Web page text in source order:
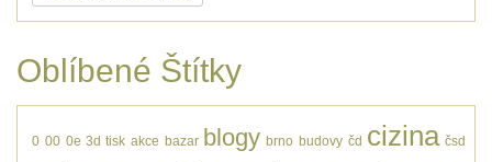
Oblíbené Štítky
0 00 0e 3d tisk akce bazar blogy brno budovy čd cizina čsd